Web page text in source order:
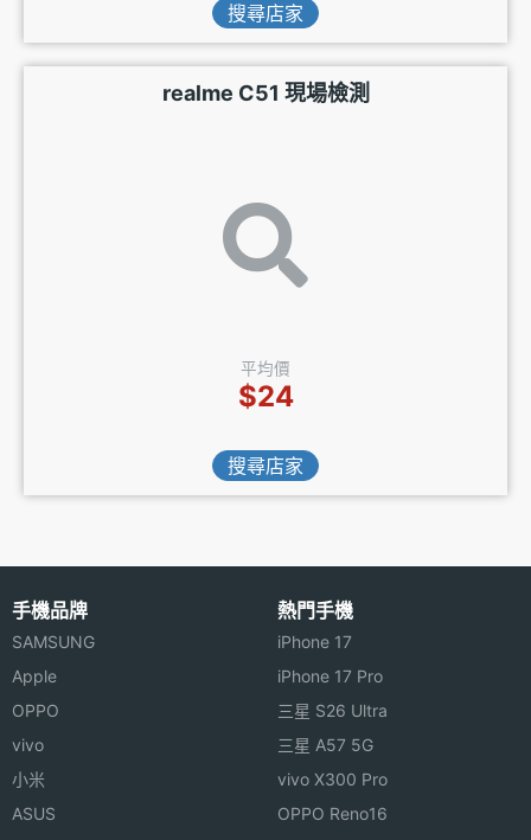
搜尋店家
realme C51 現場檢測
平均價
$24
搜尋店家
手機品牌
SAMSUNG
Apple
OPPO
vivo
小米
ASUS
熱門手機
iPhone 17
iPhone 17 Pro
三星 S26 Ultra
三星 A57 5G
vivo X300 Pro
OPPO Reno16